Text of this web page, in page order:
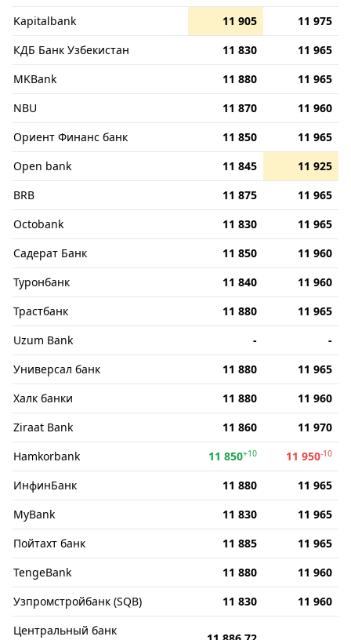
Kapitalbank
11 905
11 975
КДБ Банк Узбекистан
11 830
11 965
MKBank
11 880
11 965
NBU
11 870
11 960
Ориент Финанс банк
11 850
11 965
Open bank
11 845
11 925
BRB
11 875
11 965
Octobank
11 830
11 965
Садерат Банк
11 850
11 960
Туронбанк
11 840
11 960
Трастбанк
11 880
11 965
Uzum Bank
-
-
Универсал банк
11 880
11 965
Халк банки
11 880
11 960
Ziraat Bank
11 860
11 970
Hamkorbank
11 850+10 11 950-10
ИнфинБанк 11 880
11 965
MyBank
11 830
11 965
Пойтахт банк
11 885
11 965
TengeBank
11 880
11 960
Узпромстройбанк (SQB)
11 830
11 960
Центральный банк